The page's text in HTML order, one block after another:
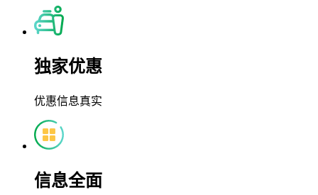
独家优惠
优惠信息真实
信息全面